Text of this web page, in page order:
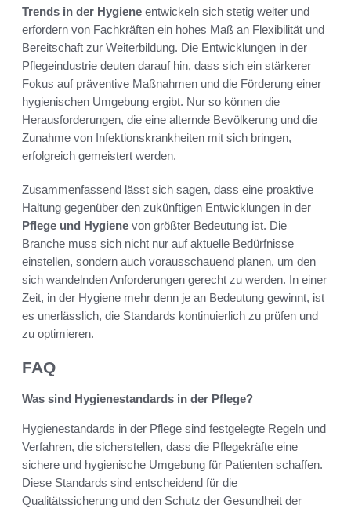
Trends in der Hygiene entwickeln sich stetig weiter und
erfordern von Fachkräften ein hohes Maß an Flexibilität und
Bereitschaft zur Weiterbildung. Die Entwicklungen in der
Pflegeindustrie deuten darauf hin, dass sich ein stärkerer
Fokus auf präventive Maßnahmen und die Förderung einer
hygienischen Umgebung ergibt. Nur so können die
Herausforderungen, die eine alternde Bevölkerung und die
Zunahme von Infektionskrankheiten mit sich bringen,
erfolgreich gemeistert werden.
Zusammenfassend lässt sich sagen, dass eine proaktive
Haltung gegenüber den zukünftigen Entwicklungen in der
Pflege und Hygiene von größter Bedeutung ist. Die
Branche muss sich nicht nur auf aktuelle Bedürfnisse
einstellen, sondern auch vorausschauend planen, um den
sich wandelnden Anforderungen gerecht zu werden. In einer
Zeit, in der Hygiene mehr denn je an Bedeutung gewinnt, ist
es unerlässlich, die Standards kontinuierlich zu prüfen und
zu optimieren.
FAQ
Was sind Hygienestandards in der Pflege?
Hygienestandards in der Pflege sind festgelegte Regeln und
Verfahren, die sicherstellen, dass die Pflegekräfte eine
sichere und hygienische Umgebung für Patienten schaffen.
Diese Standards sind entscheidend für die
Qualitätssicherung und den Schutz der Gesundheit der